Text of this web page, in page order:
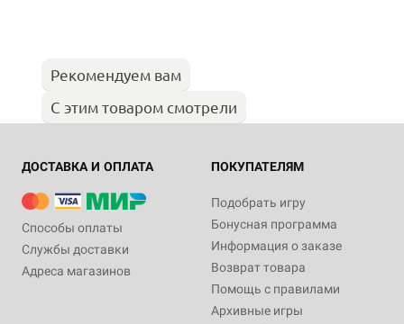
Рекомендуем вам
С этим товаром смотрели
ДОСТАВКА И ОПЛАТА
Способы оплаты
Службы доставки
Адреса магазинов
ПОКУПАТЕЛЯМ
Подобрать игру
Бонусная программа
Информация о заказе
Возврат товара
Помощь с правилами
Архивные игры